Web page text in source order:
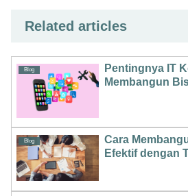
Related articles
Blog
Pentingnya IT
Membangun
Blog
Cara
Efektif dengan